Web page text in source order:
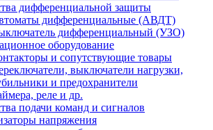
дифференциальной защиты
дифференциальные (АВДТ)
дифференциальный (УЗО)
оборудование
и сопутствующие товары
выключатели нагрузки,
и предохранители
реле и др.
подачи команд и сигналов
напряжения